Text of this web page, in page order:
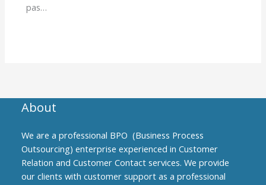
pas…
About
We are a professional BPO (Business Process
Outsourcing) enterprise experienced in Customer
Relation and Customer Contact services. We provide
our clients with customer support as a professional